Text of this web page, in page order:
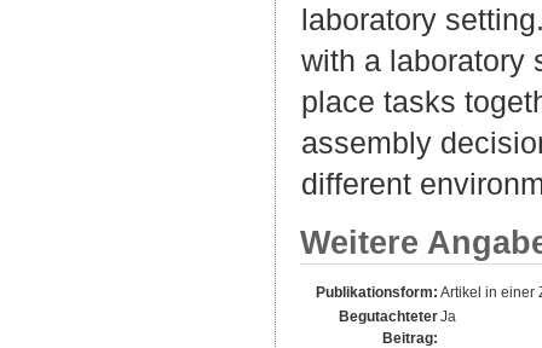
laboratory
with a laboratory
place tasks
assembly
different
Weitere
Publikationsform: Artikel in einer
Begutachteter
Beitrag:
Ja